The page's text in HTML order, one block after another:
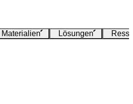
Materialien Lösungen